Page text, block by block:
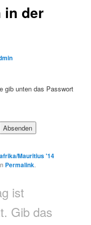
in der
gib unten das Passwort
Mauritius '14
Permalink.
ist
Gib das